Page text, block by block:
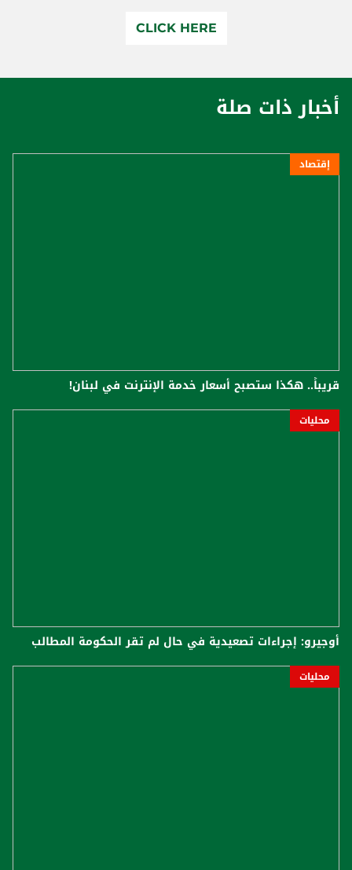
CLICK HERE
أخبار ذات صلة
إقتصاد
قريباً.. هكذا ستصبح أسعار خدمة الإنترنت في لبنان!
محليات
أوجيرو: إجراءات تصعيدية في حال لم تقر الحكومة المطالب
محليات